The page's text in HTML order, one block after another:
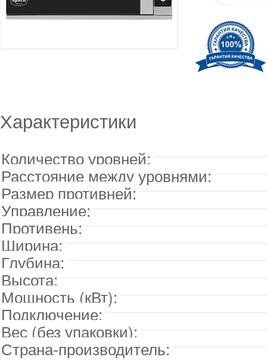
Характеристики
Количество уровней:
Расстояние между уровнями:
Размер противней:
Управление:
Противень:
Ширина:
Глубина:
Высота:
Мощность (кВт):
Подключение:
Вес (без упаковки):
Страна-производитель: